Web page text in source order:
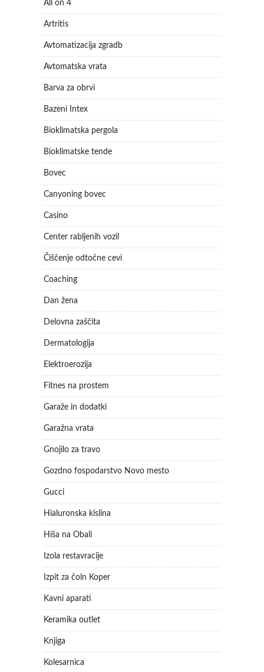
All on 4
Artritis
Avtomatizacija zgradb
Avtomatska vrata
Barva za obrvi
Bazeni Intex
Bioklimatska pergola
Bioklimatske tende
Bovec
Canyoning bovec
Casino
Center rabljenih vozil
Čiščenje odtočne cevi
Coaching
Dan žena
Delovna zaščita
Dermatologija
Elektroerozija
Fitnes na prostem
Garaže in dodatki
Garažna vrata
Gnojilo za travo
Gozdno fospodarstvo Novo mesto
Gucci
Hialuronska kislina
Hiša na Obali
Izola restavracije
Izpit za čoln Koper
Kavni aparati
Keramika outlet
Knjiga
Kolesarnica